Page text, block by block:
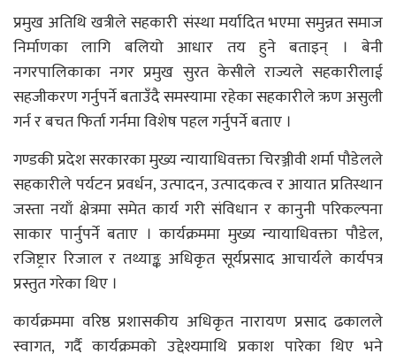
प्रमुख अतिथि खत्रीले सहकारी संस्था मर्यादित भएमा समुन्नत समाज
निर्माणका लागि बलियो आधार तय हुने बताइन् । बेनी
नगरपालिकाका नगर प्रमुख सुरत केसीले राज्यले सहकारीलाई
सहजीकरण गर्नुपर्ने बताउँदै समस्यामा रहेका सहकारीले ऋण असुली
गर्न र बचत फिर्ता गर्नमा विशेष पहल गर्नुपर्ने बताए ।
गण्डकी प्रदेश सरकारका मुख्य न्यायाधिवक्ता चिरञ्जीवी शर्मा पौडेलले
सहकारीले पर्यटन प्रवर्धन, उत्पादन, उत्पादकत्व र आयात प्रतिस्थान
जस्ता नयाँ क्षेत्रमा समेत कार्य गरी संविधान र कानुनी परिकल्पना
साकार पार्नुपर्ने बताए । कार्यक्रममा मुख्य न्यायाधिवक्ता पौडेल,
रजिष्ट्रार रिजाल र तथ्याङ्क अधिकृत सूर्यप्रसाद आचार्यले कार्यपत्र
प्रस्तुत गरेका थिए ।
कार्यक्रममा वरिष्ठ प्रशासकीय अधिकृत नारायण प्रसाद ढकालले
स्वागत, गर्दै कार्यक्रमको उद्देश्यमाथि प्रकाश पारेका थिए भने